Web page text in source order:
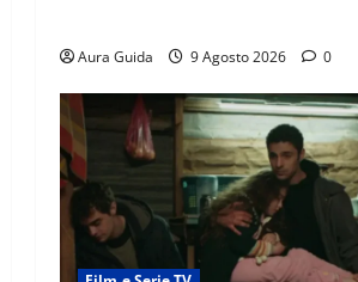
Aura Guida 9 Agosto 2026 0